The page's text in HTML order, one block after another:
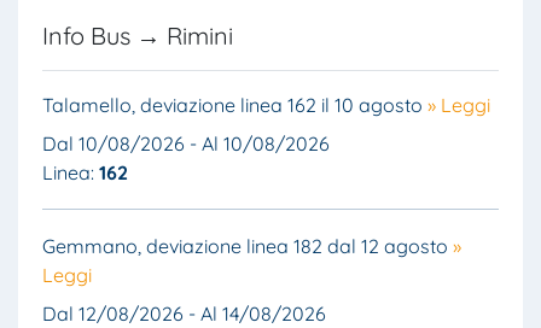
Info Bus → Rimini
Talamello, deviazione linea 162 il 10 agosto » Leggi
Dal 10/08/2026 - Al 10/08/2026
Linea: 162
Gemmano, deviazione linea 182 dal 12 agosto »
Leggi
Dal 12/08/2026 - Al 14/08/2026